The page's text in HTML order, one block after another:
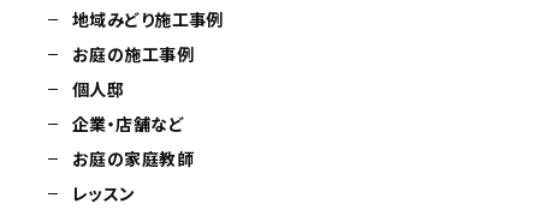
地域みどり施工事例
お庭の施工事例
個人邸
企業・店舗など
お庭の家庭教師
レッスン